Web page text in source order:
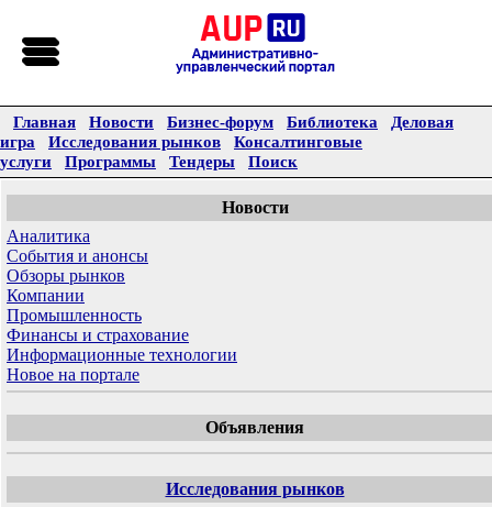
Главная Новости Бизнес-форум Библиотека
Деловая
игра
Исследования рынков
Консалтинговые
услуги
Программы Тендеры Поиск
Новости
Аналитика
События и анонсы
Обзоры рынков
Компании
Промышленность
Финансы и страхование
Информационные технологии
Новое на портале
Объявления
Исследования рынков